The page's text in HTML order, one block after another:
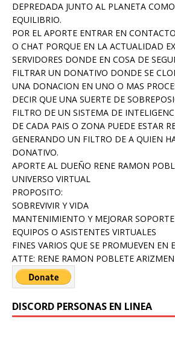
DEPREDADA JUNTO AL PLANETA
EQUILIBRIO.
POR EL APORTE ENTRAR EN
O CHAT PORQUE EN LA ACTUALIDAD
SERVIDORES DONDE EN COSA DE
FILTRAR UN DONATIVO DONDE SE
UNA DONACION EN UNO O MAS
DECIR QUE UNA SUERTE DE
FILTRO DE UN SISTEMA DE
DE CADA PAIS O ZONA PUEDE ESTAR
GENERANDO UN FILTRO DE A QUIEN
DONATIVO.
APORTE AL DUEÑO RENE RAMON
UNIVERSO VIRTUAL
PROPOSITO:
SOBREVIVIR Y VIDA
MANTENIMIENTO Y MEJORAR
EQUIPOS O ASISTENTES VIRTUALES
FINES VARIOS QUE SE PROMUEVEN EN
ATTE: RENE RAMON POBLETE
DISCORD PERSONAS EN LINEA